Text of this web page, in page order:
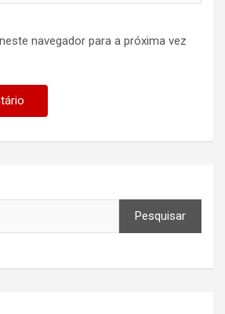
navegador para a próxima vez
Pesquisar